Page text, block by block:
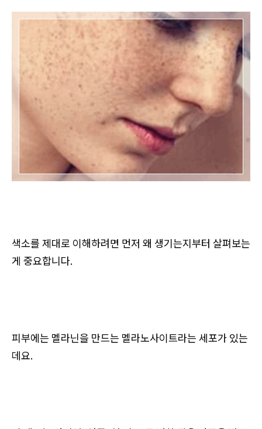
색소를 제대로 이해하려면 먼저 왜 생기는지부터 살펴보는
게 중요합니다.
피부에는 멜라닌을 만드는 멜라노사이트라는 세포가 있는
데요.